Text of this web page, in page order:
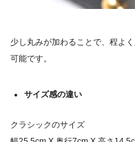
少し丸みが加わることで、程よ
可能です。
サイズ感の違い
クラシックのサイズ